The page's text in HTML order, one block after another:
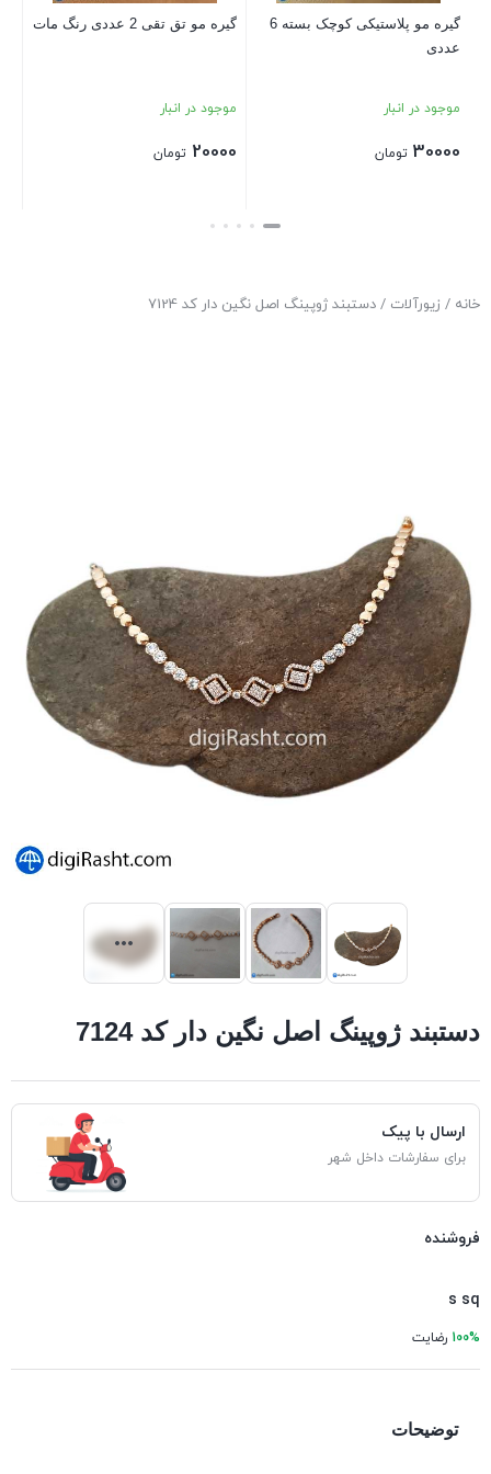
گیره مو پلاستیکی کوچک بسته 6
عددی
موجود در انبار
30000 تومان
گیره مو تق تقی 2 عددی رنگ مات
موجود در انبار
20000 تومان
بستن
خانه / زیورآلات / دستبند ژوپینگ اصل نگین دار کد 7124
دستبند ژوپینگ اصل نگین دار کد 7124
ارسال با پیک
برای سفارشات داخل شهر
فروشنده
s sq
100% رضایت
توضیحات